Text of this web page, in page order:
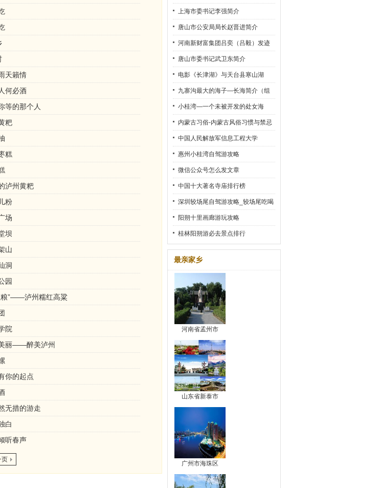
天籟情
何必酒
等的那个人
粑
糕
泸州黄粑
粉
场
坝
山
洞
园
粮”——泸州糯红高粱
院
丽——醉美泸州
你的起点
无措的游走
白
听春声
页
2）
上海市委书记李强简介
唐山市公安局局长赵晋进简介
河南新财富集团吕奕（吕毅）发迹
史
唐山市委书记武卫东简介
电影《长津湖》与天台县寒山湖
九寨沟最大的海子—长海简介（组
图）
小桂湾—一个未被开发的处女海
内蒙古习俗-内蒙古风俗习惯与禁忌
中国人民解放军信息工程大学
惠州小桂湾自驾游攻略
微信公众号怎么发文章
中国十大著名寺庙排行榜
深圳较场尾自驾游攻略_较场尾吃喝
玩乐全攻略
阳朔十里画廊游玩攻略
桂林阳朔游必去景点排行
最亲家乡
河南省孟州市
山东省新泰市
广州市海珠区